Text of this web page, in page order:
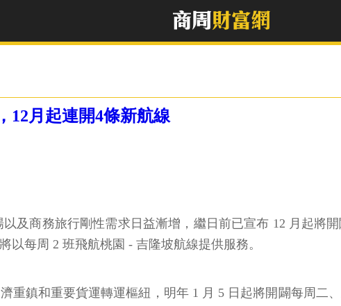
12月起連開4條新航線
及商務旅行剛性需求日益漸增，繼日前已宣布 12 月起將
每周 2 班飛航桃園 - 吉隆坡航線提供服務。
重鎮和重要貨運轉運樞紐，明年 1 月 5 日起將開闢每周二